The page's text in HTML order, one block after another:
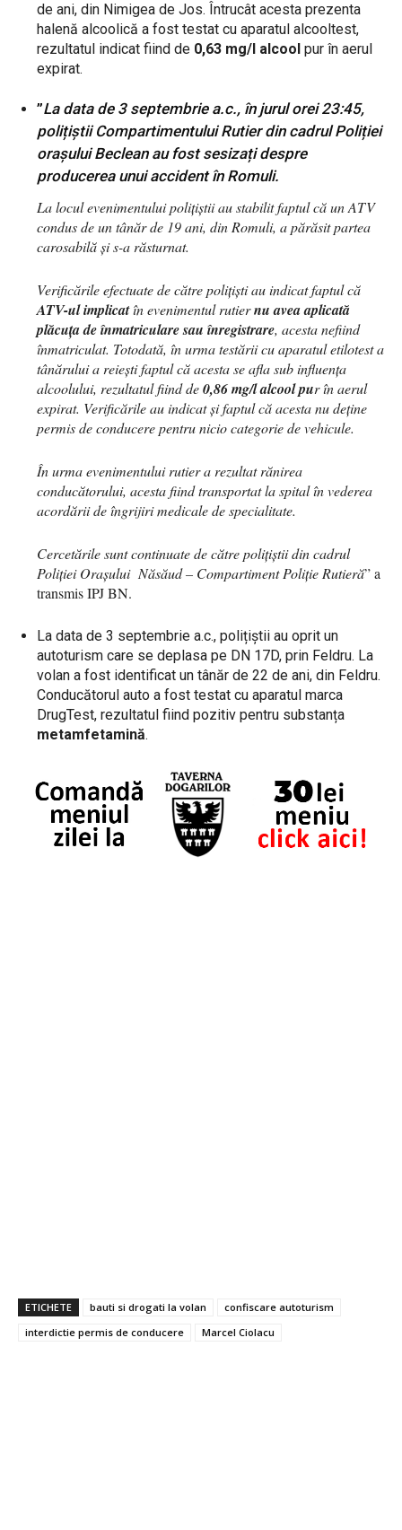
de ani, din Nimigea de Jos. Întrucât acesta prezenta
halenă alcoolică a fost testat cu aparatul alcooltest,
rezultatul indicat fiind de 0,63 mg/l alcool pur în aerul
expirat.
”La data de 3 septembrie a.c., în jurul orei 23:45,
polițiștii Compartimentului Rutier din cadrul Poliției
orașului Beclean au fost sesizați despre
producerea unui accident în Romuli.
La locul evenimentului polițiștii au stabilit faptul că un ATV
condus de un tânăr de 19 ani, din Romuli, a părăsit partea
carosabilă și s-a răsturnat.
Verificările efectuate de către polițiști au indicat faptul că
ATV-ul implicatîn evenimentul rutiernu avea aplicată
plăcuța de înmatriculare sau înregistrare, acesta nefiind
înmatriculat. Totodată, în urma testării cu aparatul etilotest a
tânărului a reiești faptul că acesta se afla sub influența
alcoolului, rezultatul fiind de0,86 mg/l alcool pur în aerul
expirat. Verificările au indicat și faptul că acesta nu deține
permis de conducere pentru nicio categorie de vehicule.
În urma evenimentului rutier a rezultat rănirea
conducătorului, acesta fiind transportat la spital în vederea
acordării de îngrijiri medicale de specialitate.
Cercetările sunt continuate de către polițiștii din cadrul
Poliției Orașului Năsăud – Compartiment Poliție Rutieră” a
transmis IPJ BN.
La data de 3 septembrie a.c., polițiștii au oprit un
autoturism care se deplasa pe DN 17D, prin Feldru. La
volan a fost identificat un tânăr de 22 de ani, din Feldru.
Conducătorul auto a fost testat cu aparatul marca
DrugTest, rezultatul fiind pozitiv pentru substanța
metamfetamină.
ETICHETE bauti si drogati la volan
confiscare autoturism
interdictie permis de conducere
Marcel Ciolacu